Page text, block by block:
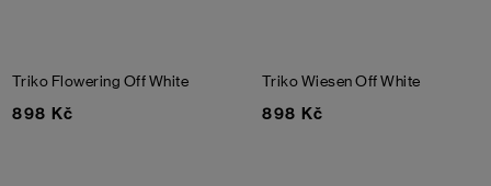
Triko Flowering Off White
898 Kč
Triko WiesenOff White
898 Kč